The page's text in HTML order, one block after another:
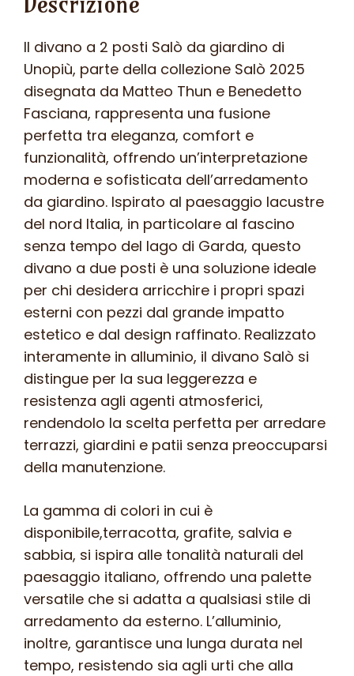
Il divano a 2 posti Salò da giardino di
Unopiù, parte della collezione Salò 2025
disegnata da Matteo Thun e Benedetto
Fasciana, rappresenta una fusione
perfetta tra eleganza, comfort e
funzionalità, offrendo un’interpretazione
moderna e sofisticata dell’arredamento
da giardino. Ispirato al paesaggio lacustre
del nord Italia, in particolare al fascino
senza tempo del lago di Garda, questo
divano a due posti è una soluzione ideale
per chi desidera arricchire i propri spazi
esterni con pezzi dal grande impatto
estetico e dal design raffinato. Realizzato
interamente in alluminio, il divano Salò si
distingue per la sua leggerezza e
resistenza agli agenti atmosferici,
rendendolo la scelta perfetta per arredare
terrazzi, giardini e patii senza preoccuparsi
della manutenzione.
La gamma di colori in cui è
disponibile,terracotta, grafite, salvia e
sabbia, si ispira alle tonalità naturali del
paesaggio italiano, offrendo una palette
versatile che si adatta a qualsiasi stile di
arredamento da esterno. L’alluminio,
inoltre, garantisce una lunga durata nel
tempo, resistendo sia agli urti che alla